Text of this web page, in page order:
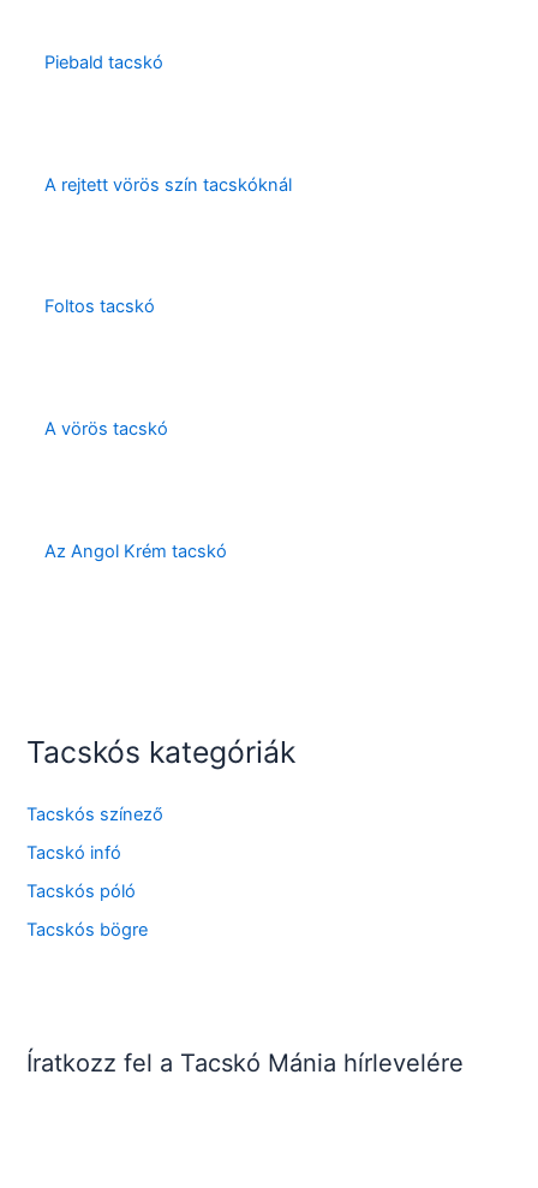
Piebald tacskó
A rejtett vörös szín tacskóknál
Foltos tacskó
A vörös tacskó
Az Angol Krém tacskó
Tacskós kategóriák
Tacskós színező
Tacskó infó
Tacskós póló
Tacskós bögre
Íratkozz fel a Tacskó Mánia hírlevelére